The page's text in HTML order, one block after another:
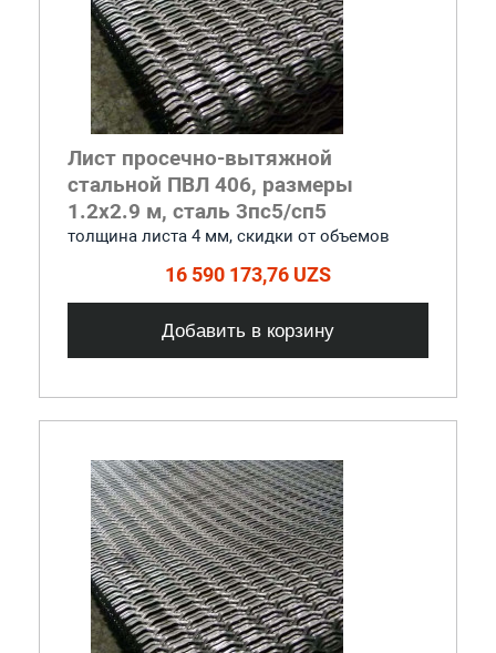
Лист просечно-вытяжной
стальной ПВЛ 406, размеры
1.2x2.9 м, сталь 3пс5/сп5
толщина листа 4 мм, cкидки от объемов
16 590 173,76 UZS
Добавить в корзину